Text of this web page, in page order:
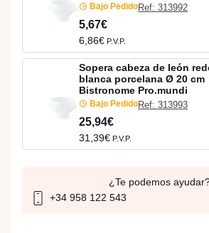
Bajo PedidoRef: 313992
5,67€
6,86€ P.V.P.
Sopera cabeza de león
blanca porcelana Ø 20 cm
Bistronome Pro.mundi
Bajo PedidoRef: 313993
25,94€
31,39€ P.V.P.
¿Te podemos
+34 958 122 543